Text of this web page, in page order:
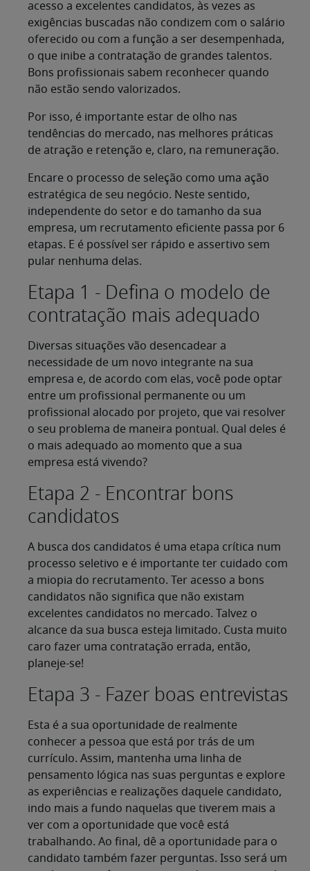
acesso a excelentes candidatos, às vezes as
exigências buscadas não condizem com o salário
oferecido ou com a função a ser desempenhada,
o que inibe a contratação de grandes talentos.
Bons profissionais sabem reconhecer quando
não estão sendo valorizados.
Por isso, é importante estar de olho nas
tendências do mercado, nas melhores práticas
de atração e retenção e, claro, na remuneração.
Encare o processo de seleção como uma ação
estratégica de seu negócio. Neste sentido,
independente do setor e do tamanho da sua
empresa, um recrutamento eficiente passa por 6
etapas. E é possível ser rápido e assertivo sem
pular nenhuma delas.
Etapa 1 - Defina o modelo de
contratação mais adequado
Diversas situações vão desencadear a
necessidade de um novo integrante na sua
empresa e, de acordo com elas, você pode optar
entre um profissional permanente ou um
profissional alocado por projeto, que vai resolver
o seu problema de maneira pontual. Qual deles é
o mais adequado ao momento que a sua
empresa está vivendo?
Etapa 2 - Encontrar bons
candidatos
A busca dos candidatos é uma etapa crítica num
processo seletivo e é importante ter cuidado com
a miopia do recrutamento. Ter acesso a bons
candidatos não significa que não existam
excelentes candidatos no mercado. Talvez o
alcance da sua busca esteja limitado. Custa muito
caro fazer uma contratação errada, então,
planeje-se!
Etapa 3 - Fazer boas entrevistas
Esta é a sua oportunidade de realmente
conhecer a pessoa que está por trás de um
currículo. Assim, mantenha uma linha de
pensamento lógica nas suas perguntas e explore
as experiências e realizações daquele candidato,
indo mais a fundo naquelas que tiverem mais a
ver com a oportunidade que você está
trabalhando. Ao final, dê a oportunidade para o
candidato também fazer perguntas. Isso será um